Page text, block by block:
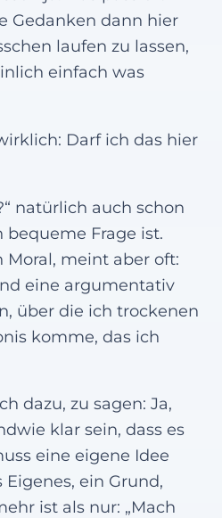
Gedanken dann hier
laufen zu lassen,
einfach was
Darf ich das hier
natürlich auch schon
Frage ist.
meint aber oft:
eine argumentativ
über die ich trockenen
komme, das ich
dazu, zu sagen: Ja,
klar sein, dass es
eine eigene Idee
ein Grund,
ist als nur: „Mach